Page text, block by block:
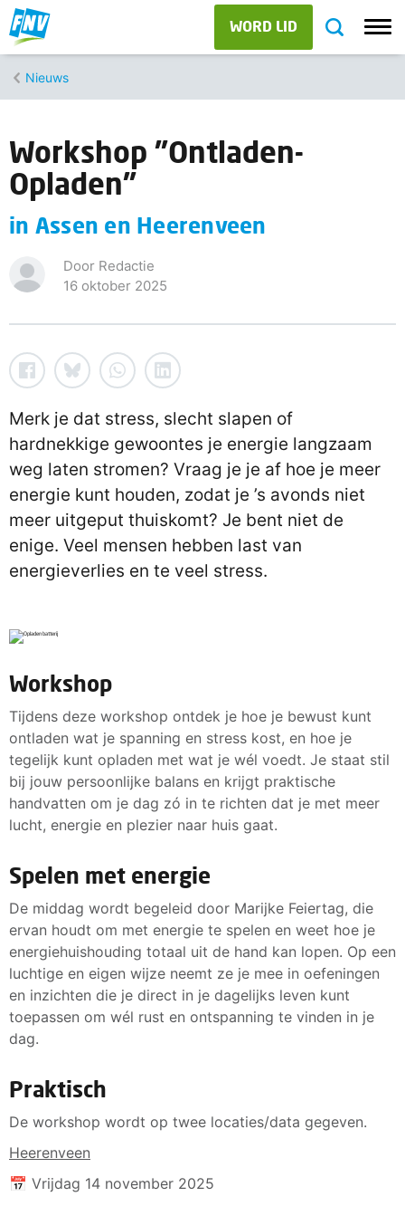
WORD LID
Nieuws
Workshop "Ontladen-
Opladen"
in Assen en Heerenveen
Door Redactie
16 oktober 2025
Merk je dat stress, slecht slapen of
hardnekkige gewoontes je energie langzaam
weg laten stromen? Vraag je je af hoe je meer
energie kunt houden, zodat je ’s avonds niet
meer uitgeput thuiskomt? Je bent niet de
enige. Veel mensen hebben last van
energieverlies en te veel stress.
Workshop
Tijdens deze workshop ontdek je hoe je bewust kunt
ontladen wat je spanning en stress kost, en hoe je
tegelijk kunt opladen met wat je wél voedt. Je staat stil
bij jouw persoonlijke balans en krijgt praktische
handvatten om je dag zó in te richten dat je met meer
lucht, energie en plezier naar huis gaat.
Spelen met energie
De middag wordt begeleid door Marijke Feiertag, die
ervan houdt om met energie te spelen en weet hoe je
energiehuishouding totaal uit de hand kan lopen. Op een
luchtige en eigen wijze neemt ze je mee in oefeningen
en inzichten die je direct in je dagelijks leven kunt
toepassen om wél rust en ontspanning te vinden in je
dag.
Praktisch
De workshop wordt op twee locaties/data gegeven.
Heerenveen
📅 Vrijdag 14 november 2025